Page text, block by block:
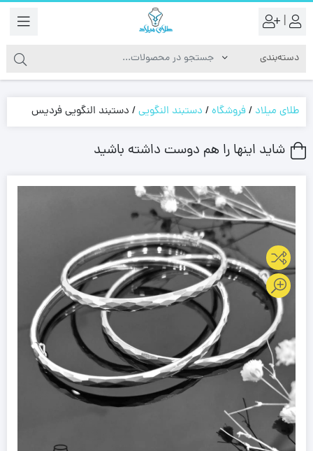
|
طلای میلاد /فروشگاه/ دستبند النگویی/ دستبند النگویی فردیس
شاید اینها را هم دوست داشته باشید